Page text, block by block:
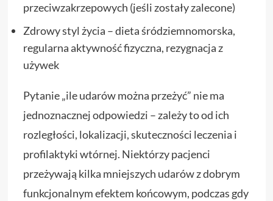
przeciwzakrzepowych (jeśli zostały zalecone)
Zdrowy styl życia – dieta śródziemnomorska,
regularna aktywność fizyczna, rezygnacja z
używek
Pytanie „ile udarów można przeżyć” nie ma
jednoznacznej odpowiedzi – zależy to od ich
rozległości, lokalizacji, skuteczności leczenia i
profilaktyki wtórnej. Niektórzy pacjenci
przeżywają kilka mniejszych udarów z dobrym
funkcjonalnym efektem końcowym, podczas gdy